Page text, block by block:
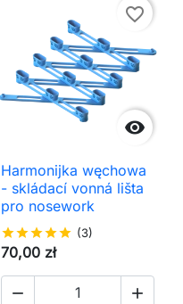

favorite_border
Harmonijka węchowa
- skládací vonná lišta
pro nosework
starstarstarstarstar (3)
70,00 zł
 